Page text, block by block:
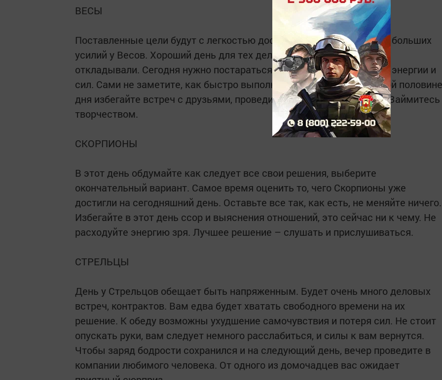
ВЕСЫ
Поставленные цели будут с легкостью достигаться и не потребуют больших
усилий у Весов. Хороший день для тех дел, которые вы уже давно
откладывали. Сегодня нужно постараться завершить их. Вы полны энергии и
сил. Сами не заметите, как быстро выполните все задачи. Во второй половине
дня избегайте встреч с друзьями, проведите вечер в одиночестве. Займитесь
творчеством.
СКОРПИОНЫ
В этот день обдумайте как следует все свои решения, выберите
окончательный вариант. Самое время оценить то, чего Скорпионы уже
достигли на сегодняшний день. Оставьте все так, как есть, не меняйте ничего.
Избегайте в этот день ссор и выяснения отношений, это сейчас ни к чему. Не
расходуйте энергию зря. Лучшее решение – слушать и прислушиваться.
СТРЕЛЬЦЫ
День у Стрельцов обещает быть напряженным. Будет очень много деловых
встреч, контрактов. Вам едва будет хватать свободного времени на их
решение. К обеду возможны ухудшение самочувствия и потеря сил. Не стоит
опускать руки, вам следует немного расслабиться, и силы к вам вернутся.
Чтобы заряд бодрости сохранился и на следующий день, вечер проведите в
компании любимого человека. От одного из домочадцев вас ожидает